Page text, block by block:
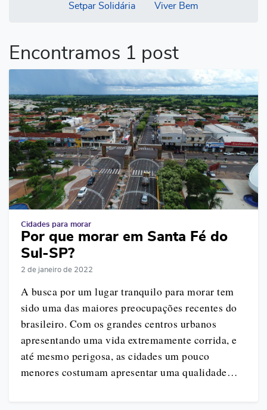
Setpar Solidária Viver Bem
Encontramos 1 post
Cidades para morar
Por que morar em Santa Fé do
Sul-SP?
2 de janeiro de 2022
A busca por um lugar tranquilo para morar tem
sido uma das maiores preocupações recentes do
brasileiro. Com os grandes centros urbanos
apresentando uma vida extremamente corrida, e
até mesmo perigosa, as cidades um pouco
menores costumam apresentar uma qualidade…